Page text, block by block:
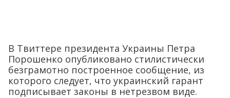
В Твиттере президента Украины Петра
Порошенко опубликовано стилистически
безграмотно построенное сообщение, из
которого следует, что украинский гарант
подписывает законы в нетрезвом виде.